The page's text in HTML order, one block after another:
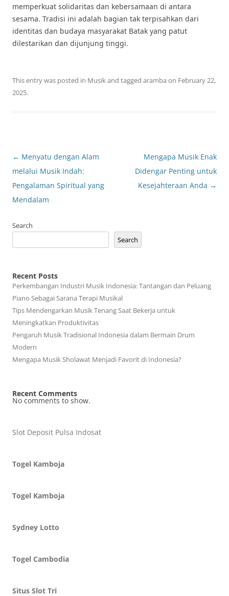
memperkuat solidaritas dan kebersamaan di antara
sesama. Tradisi ini adalah bagian tak terpisahkan dari
identitas dan budaya masyarakat Batak yang patut
dilestarikan dan dijunjung tinggi.
This entry was posted in Musikand tagged aramba on February 22,
2025.
Post
navigation
← Menyatu dengan Alam
melalui Musik Indah:
Pengalaman Spiritual yang
Mendalam
Mengapa Musik Enak
Didengar Penting untuk
Kesejahteraan Anda →
Search
Search
Recent Posts
Perkembangan Industri Musik Indonesia: Tantangan dan Peluang
Piano Sebagai Sarana Terapi Musikal
Tips Mendengarkan Musik Tenang Saat Bekerja untuk
Meningkatkan Produktivitas
Pengaruh Musik Tradisional Indonesia dalam Bermain Drum
Modern
Mengapa Musik Sholawat Menjadi Favorit di Indonesia?
Recent Comments
No comments to show.
Slot Deposit Pulsa Indosat
Togel Kamboja
Togel Kamboja
Sydney Lotto
Togel Cambodia
Situs Slot Tri